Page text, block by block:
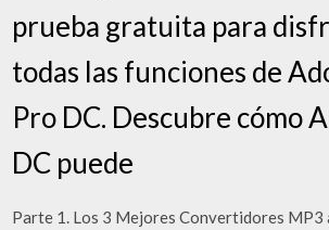
prueba gratuita para
todas las funciones de
Pro DC. Descubre cómo
DC puede
Parte 1. Los 3 Mejores Convertidores MP3